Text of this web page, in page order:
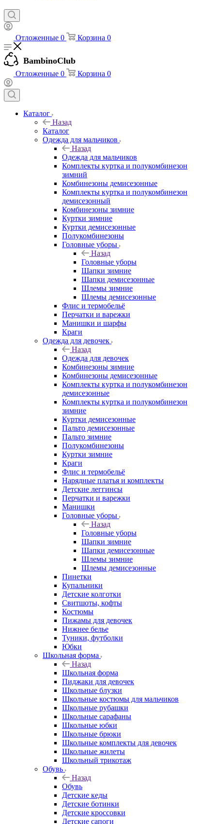
Отложенные 0 Корзина 0
BambinoClub
Отложенные 0 Корзина 0
Каталог
Назад
Каталог
Одежда для мальчиков
Назад
Одежда для мальчиков
Комплекты куртка и полукомбинезон
зимний
Комбинезоны демисезонные
Комплекты куртка и полукомбинезон
демисезонный
Комбинезоны зимние
Куртки зимние
Куртки демисезонные
Полукомбинезоны
Головные уборы
Назад
Головные уборы
Шапки зимние
Шапки демисезонные
Шлемы зимние
Шлемы демисезонные
Флис и термобельё
Перчатки и варежки
Манишки и шарфы
Краги
Одежда для девочек
Назад
Одежда для девочек
Комбинезоны зимние
Комбинезоны демисезонные
Комплекты куртка и полукомбинезон
демисезонные
Комплекты куртка и полукомбинезон
зимние
Куртки демисезонные
Пальто демисезонные
Пальто зимние
Полукомбинезоны
Куртки зимние
Краги
Флис и термобельё
Нарядные платья и комплекты
Детские леггинсы
Перчатки и варежки
Манишки
Головные уборы
Назад
Головные уборы
Шапки зимние
Шапки демисезонные
Шлемы зимние
Шлемы демисезонные
Пинетки
Купальники
Детские колготки
Свитшоты, кофты
Костюмы
Пижамы для девочек
Нижнее белье
Туники, футболки
Юбки
Школьная форма
Назад
Школьная форма
Пиджаки для девочек
Школьные блузки
Школьные костюмы для мальчиков
Школьные рубашки
Школьные сарафаны
Школьные юбки
Школьные брюки
Школьные комплекты для девочек
Школьные жилеты
Школьный трикотаж
Обувь
Назад
Обувь
Детские кеды
Детские ботинки
Детские кроссовки
Детские сапоги